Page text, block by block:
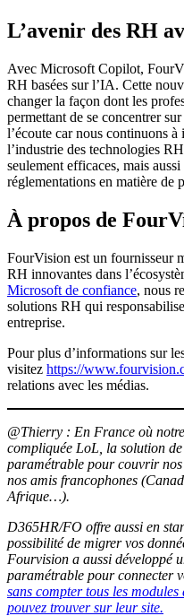
L’avenir des RH
Avec Microsoft Copilot,
RH basées sur l’IA. Cette
changer la façon dont les
permettant de se concentrer
l’écoute car nous continuons
l’industrie des technologies
seulement efficaces, mais
réglementations en matière de
À propos de
FourVision est un fournisseur
RH innovantes dans
Microsoft de confiance, nous
solutions RH qui
entreprise.
Pour plus d’informations sur
visitez https://
relations avec les médias.
@Thierry : En France où
compliquée LoL, la solution
paramétrable pour couvrir nos
nos amis francophones
Afrique…).
D365HR/FO offre aussi en
possibilité de migrer vos
Fourvision a aussi développé
paramétrable pour connecter
sans compter tous les
pouvez trouver sur leur site.